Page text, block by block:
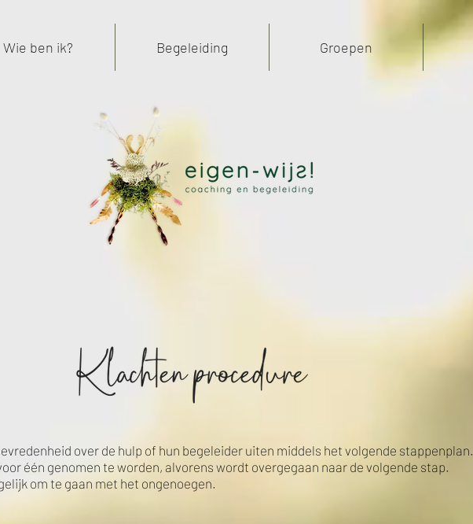
Wie ben ik? Begeleiding Groepen
over de hulp of hun begeleider uiten middels het volgende stappenplan.
één genomen te worden, alvorens wordt overgegaan naar de volgende stap.
om te gaan met het ongenoegen.